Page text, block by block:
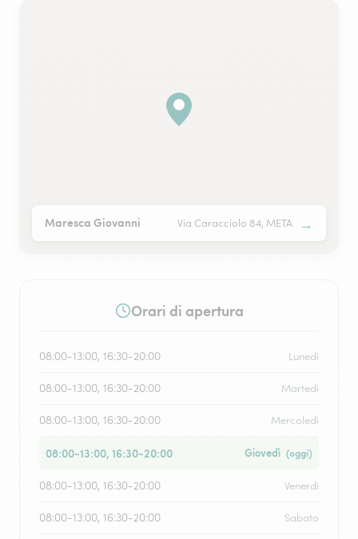
Maresca Giovanni Via Caracciolo 84, META →
Orari di apertura
08:00-13:00, 16:30-20:00 Lunedì
08:00-13:00, 16:30-20:00 Martedì
08:00-13:00, 16:30-20:00 Mercoledì
08:00-13:00, 16:30-20:00 Giovedì (oggi)
08:00-13:00, 16:30-20:00 Venerdì
08:00-13:00, 16:30-20:00 Sabato